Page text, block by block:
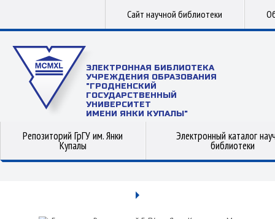
Сайт научной библиотеки
ЭЛЕКТРОННАЯ БИБЛИОТЕКА
УЧРЕЖДЕНИЯ ОБРАЗОВАНИЯ
"ГРОДНЕНСКИЙ
ГОСУДАРСТВЕННЫЙ
УНИВЕРСИТЕТ
ИМЕНИ ЯНКИ КУПАЛЫ"
Репозиторий ГрГУ им. Янки
Купалы
Электронный каталог
библиотеки